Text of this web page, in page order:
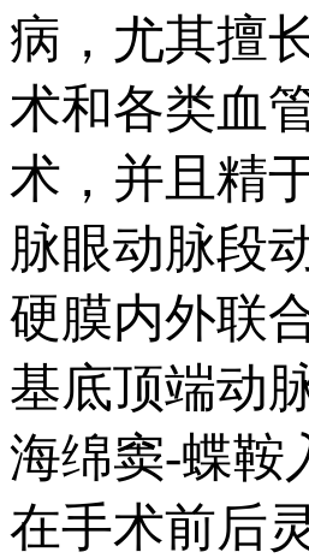
病，尤其擅
术和各类血
术，并且精
脉眼动脉段
硬膜内外联
基底顶端动
海绵窦-蝶鞍
在手术前后